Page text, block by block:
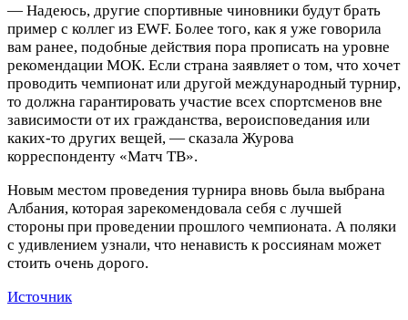
— Надеюсь, другие спортивные чиновники будут брать
пример с коллег из EWF. Более того, как я уже говорила
вам ранее, подобные действия пора прописать на уровне
рекомендации МОК. Если страна заявляет о том, что хочет
проводить чемпионат или другой международный турнир,
то должна гарантировать участие всех спортсменов вне
зависимости от их гражданства, вероисповедания или
каких‑то других вещей, — сказала Журова
корреспонденту «Матч ТВ».
Новым местом проведения турнира вновь была выбрана
Албания, которая зарекомендовала себя с лучшей
стороны при проведении прошлого чемпионата. А поляки
с удивлением узнали, что ненависть к россиянам может
стоить очень дорого.
Источник